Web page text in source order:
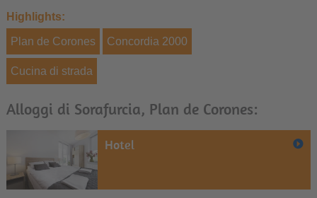
Highlights:
Plan de Corones Concordia 2000
Cucina di strada
Alloggi di Sorafurcia, Plan de Corones:
Hotel